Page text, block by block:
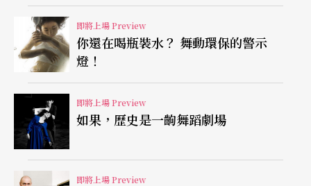
的壓軸演出備受歡迎；此次來台，則將與國臺交合
作葛利格最知名的《a小調鋼琴協奏曲》，台灣樂迷
想必非常期待再見他的超凡魅力。
即將上場 Preview
你還在喝瓶裝水？ 舞動環保的警示
燈！
即將上場 Preview
如果，歷史是一齣舞蹈劇場
即將上場 Preview